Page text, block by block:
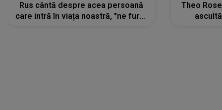
Rus cântă despre acea persoană
care intră în viața noastră, "ne fură"
Theo